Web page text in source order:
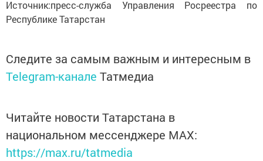
Источник:пресс-служба Управления Росреестра по
Республике Татарстан
Следите за самым важным и интересным в
Telegram-канале Татмедиа
Читайте новости Татарстана в
национальном мессенджере MАХ:
https://max.ru/tatmedia